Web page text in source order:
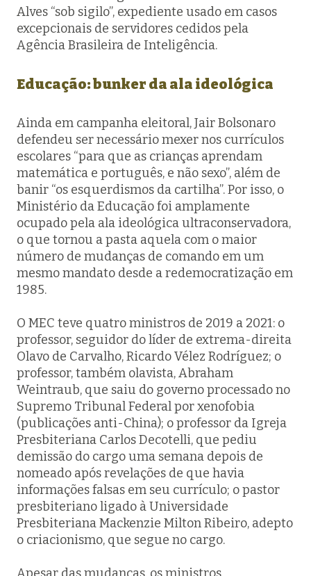
Alves “sob sigilo”, expediente usado em casos
excepcionais de servidores cedidos pela
Agência Brasileira de Inteligência.
Educação:bunker da ala ideológica
Ainda em campanha eleitoral, Jair Bolsonaro
defendeu ser necessário mexer nos currículos
escolares “para que as crianças aprendam
matemática e português, e não sexo”, além de
banir “os esquerdismos da cartilha”. Por isso, o
Ministério da Educação foi amplamente
ocupado pela ala ideológica ultraconservadora,
o que tornou a pasta aquela com o maior
número de mudanças de comando em um
mesmo mandato desde a redemocratização em
1985.
O MEC teve quatro ministros de 2019 a 2021: o
professor, seguidor do líder de extrema-direita
Olavo de Carvalho, Ricardo Vélez Rodríguez; o
professor, também olavista, Abraham
Weintraub, que saiu do governo processado no
Supremo Tribunal Federal por xenofobia
(publicações anti-China); o professor da Igreja
Presbiteriana Carlos Decotelli, que pediu
demissão do cargo uma semana depois de
nomeado após revelações de que havia
informações falsas em seu currículo; o pastor
presbiteriano ligado à Universidade
Presbiteriana Mackenzie Milton Ribeiro, adepto
o criacionismo, que segue no cargo.